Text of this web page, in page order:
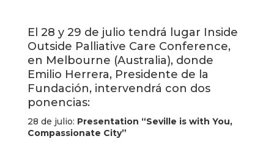
El 28 y 29 de julio tendrá lugar Inside
Outside Palliative Care Conference,
en Melbourne (Australia), donde
Emilio Herrera, Presidente de la
Fundación, intervendrá con dos
ponencias:
28 de julio: Presentation “Seville is with You,
Compassionate City”